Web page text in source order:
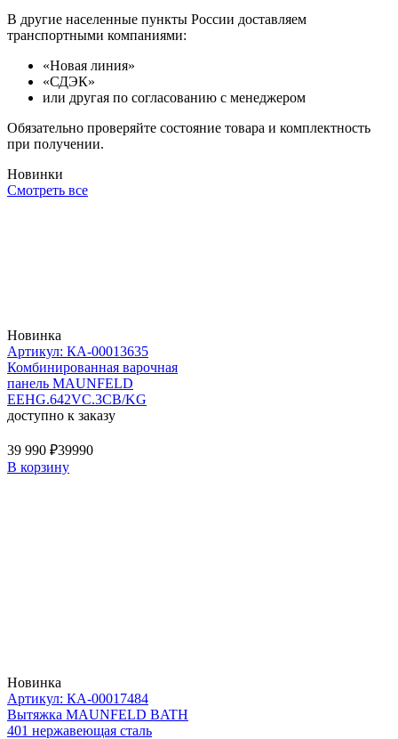
В другие населенные пункты России доставляем
транспортными компаниями:
«Новая линия»
«СДЭК»
или другая по согласованию с менеджером
Обязательно проверяйте состояние товара и комплектность
при получении.
Новинки
Смотреть все
Новинка
Артикул: КА-00013635
Комбинированная варочная
панель MAUNFELD
EEHG.642VC.3CB/KG
доступно к заказу
39 990 ₽39990
В корзину
Новинка
Артикул: КА-00017484
Вытяжка MAUNFELD BATH
401 нержавеющая сталь